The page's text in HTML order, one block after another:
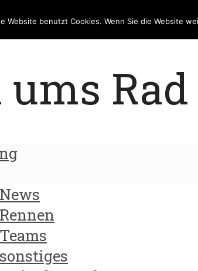
ums
Website benutzt Cookies. Wenn Sie die Website